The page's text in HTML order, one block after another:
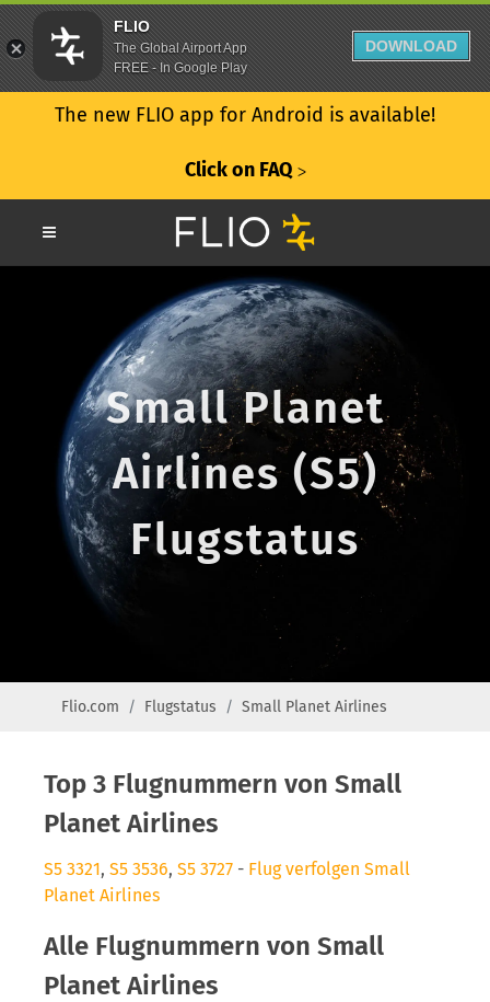
The new FLIO app for Android is available!
Click on FAQ ᐳ
Small Planet
Airlines (S5)
Flugstatus
Flio.com Flugstatus Small Planet Airlines
Top 3 Flugnummern von Small
Planet Airlines
S5 3321, S5 3536, S5 3727 - Flug verfolgen Small
Planet Airlines
Alle Flugnummern von Small
Planet Airlines
FLIO
The Global Airport App
FREE - In Google Play
DOWNLOAD